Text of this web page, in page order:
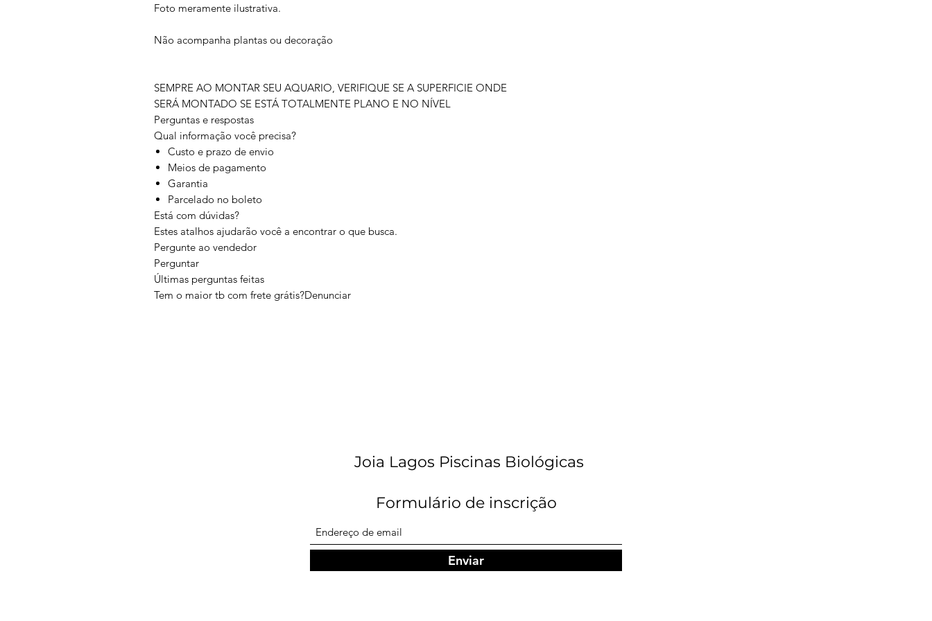
Foto meramente ilustrativa.
Não acompanha plantas ou decoração
SEMPRE AO MONTAR SEU AQUARIO, VERIFIQUE SE A SUPERFICIE ONDE
SERÁ MONTADO SE ESTÁ TOTALMENTE PLANO E NO NÍVEL
Perguntas e respostas
Qual informação você precisa?
Custo e prazo de envio
Meios de pagamento
Garantia
Parcelado no boleto
Está com dúvidas?
Estes atalhos ajudarão você a encontrar o que busca.
Pergunte ao vendedor
Perguntar
Últimas perguntas feitas
Tem o maior tb com frete grátis?Denunciar
Joia Lagos Piscinas Biológicas
Formulário de inscrição
Enviar